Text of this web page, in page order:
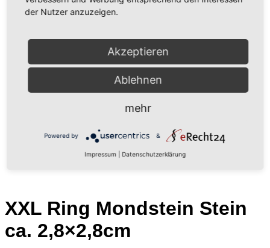
um dieses Video anzusehen.
Akzeptieren
Platform
XXL Ring Mondstein Stein
ca. 2,8×2,8cm
der Nutzer anzuzeigen.
Akzeptieren
Ablehnen
mehr
Powered by &
Impressum Datenschutzerklärung